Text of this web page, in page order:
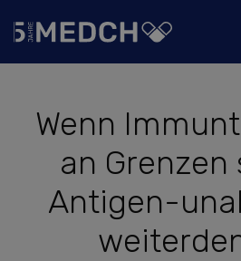
Wenn
an Grenzen
Antigen-